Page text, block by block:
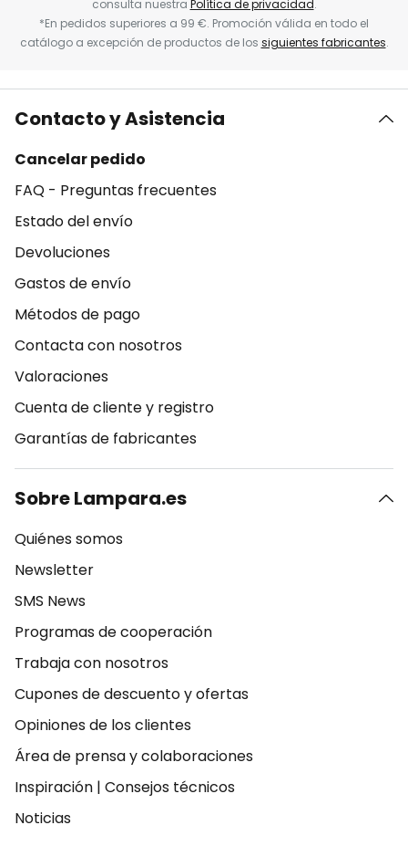
consulta nuestra Política de privacidad.
*En pedidos superiores a 99 €. Promoción válida en todo el
catálogo a excepción de productos de los siguientes fabricantes.
Contacto y Asistencia
Cancelar pedido
FAQ - Preguntas frecuentes
Estado del envío
Devoluciones
Gastos de envío
Métodos de pago
Contacta con nosotros
Valoraciones
Cuenta de cliente y registro
Garantías de fabricantes
Sobre Lampara.es
Quiénes somos
Newsletter
SMS News
Programas de cooperación
Trabaja con nosotros
Cupones de descuento y ofertas
Opiniones de los clientes
Área de prensa y colaboraciones
Inspiración | Consejos técnicos
Noticias